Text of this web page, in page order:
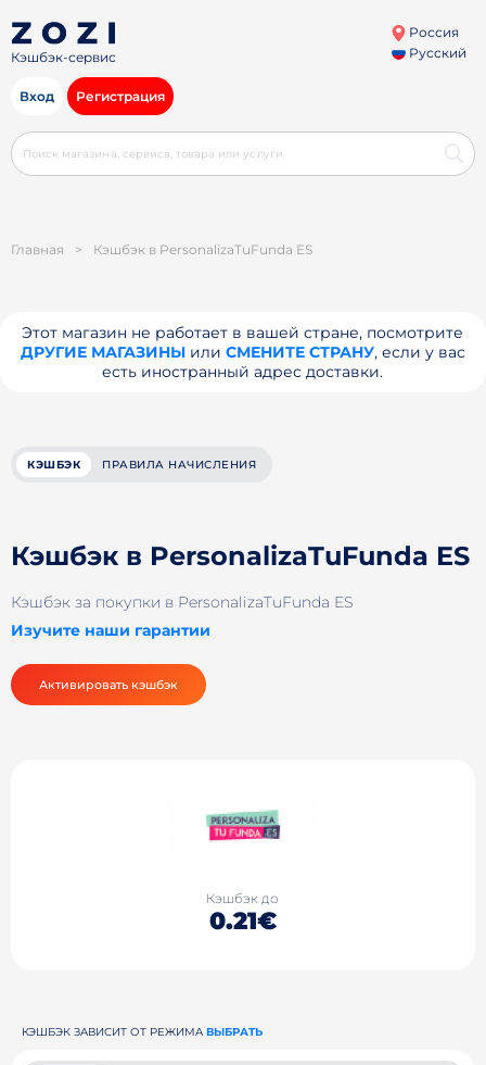
Кэшбэк-сервис
Россия
Русский
Вход Регистрация
Главная > Кэшбэк в PersonalizaTuFunda ES
Этот магазин не работает в вашей стране, посмотрите
ДРУГИЕ МАГАЗИНЫили СМЕНИТЕ СТРАНУ, если у вас
есть иностранный адрес доставки.
КЭШБЭК ПРАВИЛА НАЧИСЛЕНИЯ
Кэшбэк в PersonalizaTuFunda ES
Кэшбэк за покупки в PersonalizaTuFunda ES
Изучите наши гарантии
Активировать кэшбэк
Кэшбэк до
0.21€
КЭШБЭК ЗАВИСИТ ОТ РЕЖИМА ВЫБРАТЬ